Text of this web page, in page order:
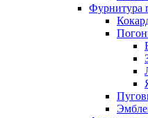
Фурнитура